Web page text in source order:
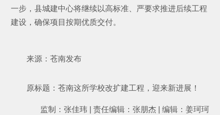
一步，县城建中心将继续以高标准、严要求推进后续工程
建设，确保项目按期优质交付。
来源：苍南发布
原标题：苍南这所学校改扩建工程，迎来新进展！
监制：张佳玮 | 责任编辑：张朋杰 | 编辑：姜珂珂